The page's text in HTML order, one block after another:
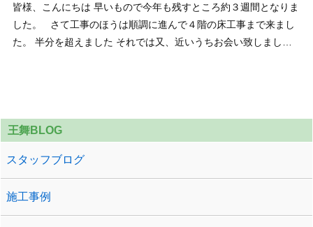
皆様、こんにちは 早いもので今年も残すところ約３週間となりま
した。 さて工事のほうは順調に進んで４階の床工事まで来まし
た。 半分を超えました それでは又、近いうちお会い致しましょ
王舞BLOG
スタッフブログ
施工事例